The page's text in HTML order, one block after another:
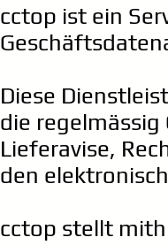
cctop ist ein
Diese
die
Lieferavise,
den
cctop stellt